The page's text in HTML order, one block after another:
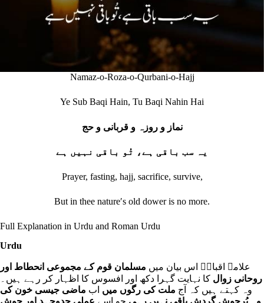
Namaz-o-Roza-o-Qurbani-o-Hajj
Ye Sub Baqi Hain, Tu Baqi Nahin Hai
نماز و روزہ و قربانی و حج
یہ سب باقی ہے، تُو باقی نہیں ہے
Prayer, fasting, hajj, sacrifice, survive,
But in thee natureʹs old dower is no more.
Full Explanation in Urdu and Roman Urdu
Urdu
علامہ اقبالؒ اس بیان میں مسلمان قوم کے مجموعی انحطاط اور
روحانی زوال کا نہایت گہرا دکھ اور افسوس کا اظہار کر رہے ہیں۔
وہ کہتے ہیں کہ آج ملت کی رگوں میں اب ماضی جیسی خون کی
وہ پُرجوش گردش باقی نہیں رہی جو اسے عملی جدوجہد اور جوش